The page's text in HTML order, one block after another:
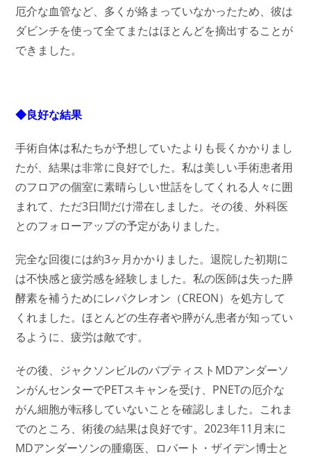
厄介な血管など、多くが絡まっていなかったため、彼は
ダビンチを使って全てまたはほとんどを摘出することが
できました。
◆良好な結果
手術自体は私たちが予想していたよりも長くかかりまし
たが、結果は非常に良好でした。私は美しい手術患者用
のフロアの個室に素晴らしい世話をしてくれる人々に囲
まれて、ただ3日間だけ滞在しました。その後、外科医
とのフォローアップの予定がありました。
完全な回復には約3ヶ月かかりました。退院した初期に
は不快感と疲労感を経験しました。私の医師は失った膵
酵素を補うためにレパクレオン（CREON）を処方して
くれました。ほとんどの生存者や膵がん患者が知ってい
るように、疲労は敵です。
その後、ジャクソンビルのバプティストMDアンダーソ
ンがんセンターでPETスキャンを受け、PNETの厄介な
がん細胞が転移していないことを確認しました。これま
でのところ、術後の結果は良好です。2023年11月末に
MDアンダーソンの腫瘍医、ロバート・ザイデン博士と